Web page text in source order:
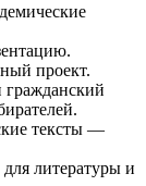
проект.
тексты —
литературы и